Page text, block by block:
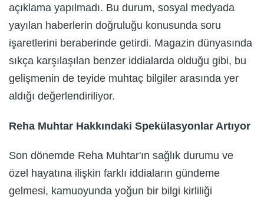
açıklama yapılmadı. Bu durum, sosyal medyada
yayılan haberlerin doğruluğu konusunda soru
işaretlerini beraberinde getirdi. Magazin dünyasında
sıkça karşılaşılan benzer iddialarda olduğu gibi, bu
gelişmenin de teyide muhtaç bilgiler arasında yer
aldığı değerlendiriliyor.
Reha Muhtar Hakkındaki Spekülasyonlar Artıyor
Son dönemde Reha Muhtar'ın sağlık durumu ve
özel hayatına ilişkin farklı iddiaların gündeme
gelmesi, kamuoyunda yoğun bir bilgi kirliliği